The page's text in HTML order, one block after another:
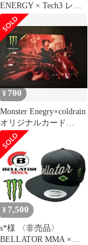
ENERGY × Tech3 レー
シングTシャツ L
¥ 700
Monster Enegry×coldrain
オリジナルカード
Katsuma
¥ 7,500
s*様 〈非売品〉
BELLATOR MMA ×